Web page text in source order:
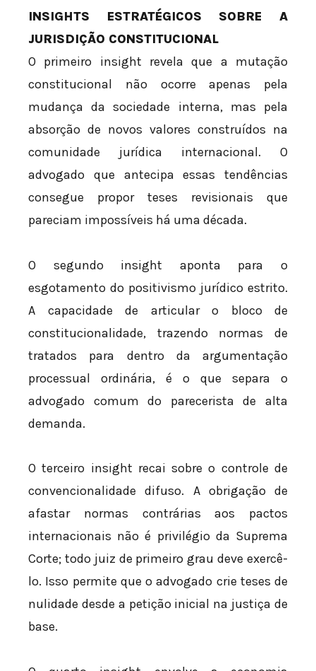
INSIGHTS ESTRATÉGICOS SOBRE A
JURISDIÇÃO CONSTITUCIONAL
O primeiro insight revela que a mutação
constitucional não ocorre apenas pela
mudança da sociedade interna, mas pela
absorção de novos valores construídos na
comunidade jurídica internacional. O
advogado que antecipa essas tendências
consegue propor teses revisionais que
pareciam impossíveis há uma década.
O segundo insight aponta para o
esgotamento do positivismo jurídico estrito.
A capacidade de articular o bloco de
constitucionalidade, trazendo normas de
tratados para dentro da argumentação
processual ordinária, é o que separa o
advogado comum do parecerista de alta
demanda.
O terceiro insight recai sobre o controle de
convencionalidade difuso. A obrigação de
afastar normas contrárias aos pactos
internacionais não é privilégio da Suprema
Corte; todo juiz de primeiro grau deve exercê-
lo. Isso permite que o advogado crie teses de
nulidade desde a petição inicial na justiça de
base.